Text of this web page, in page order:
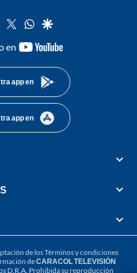
instagram
twitterwhatsapp
google
en
youtube-
app en
app en
de losTérminos y condiciones
deCARACOL TELEVISIÓN
D.R.A. Prohibida su reproducción